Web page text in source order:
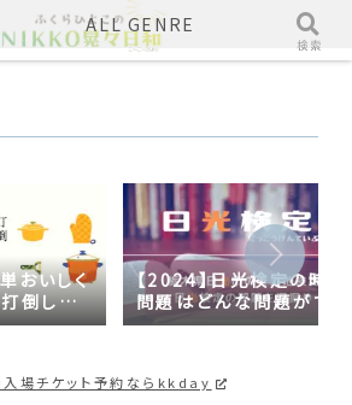
ALL GENRE
おいしく
打倒しも
２】
【2024】日光検定の時事
問題はどんな問題がでる
の？2023年の時事問題
入場チケット予約ならkkday
検索